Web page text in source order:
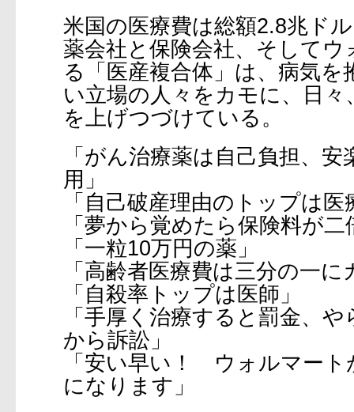
米国の医療費は総額2.8兆ド
薬会社と保険会社、そしてウ
る「医産複合体」は、病気
い立場の人々をカモに、日々
を上げつづけている。
「がん治療薬は自己負担、
用」
「自己破産理由のトップは医
「夢から覚めたら保険料が二
「一粒10万円の薬」
「高齢者医療費は三分の一に
「自殺率トップは医師」
「手厚く治療すると罰金、
から訴訟」
「安い早い！ ウォルマート
になります」